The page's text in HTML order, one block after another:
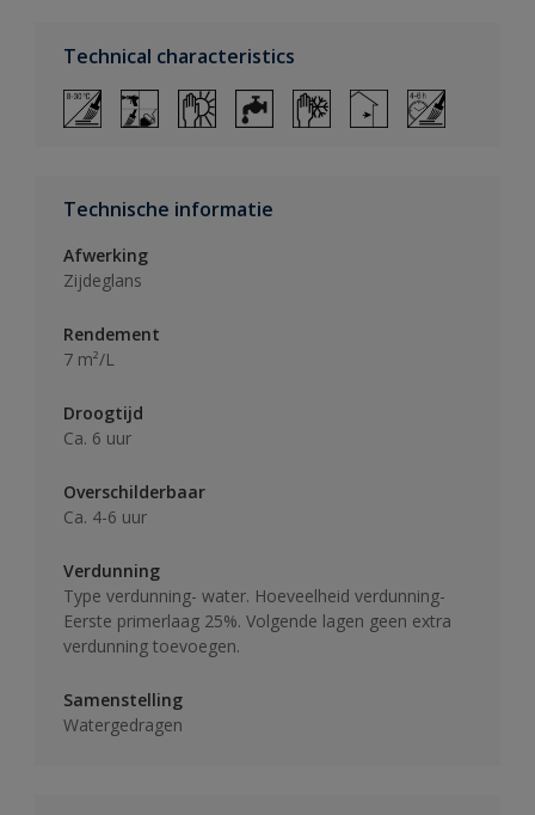
Technical characteristics
Technische informatie
Afwerking
Zijdeglans
Rendement
7 m²/L
Droogtijd
Ca. 6 uur
Overschilderbaar
Ca. 4-6 uur
Verdunning
Type verdunning- water. Hoeveelheid verdunning-
Eerste primerlaag 25%. Volgende lagen geen extra
verdunning toevoegen.
Samenstelling
Watergedragen